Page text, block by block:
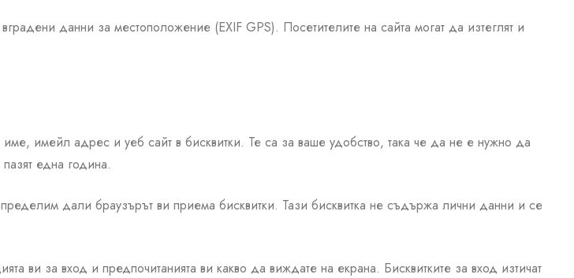
данни за местоположение (EXIF GPS). Посетителите на сайта могат да изтеглят и
имейл адрес и уеб сайт в бисквитки. Те са за ваше удобство, така че да не е нужно да
една година.
дали браузърът ви приема бисквитки. Тази бисквитка не съдържа лични данни и се
ви за вход и предпочитанията ви какво да виждате на екрана. Бисквитките за вход изтичат